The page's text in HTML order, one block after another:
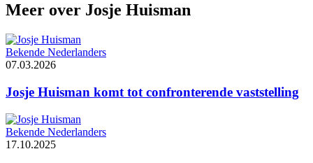
Meer over Josje Huisman
Bekende Nederlanders
07.03.2026
Josje Huisman komt tot confronterende vaststelling
Bekende Nederlanders
17.10.2025